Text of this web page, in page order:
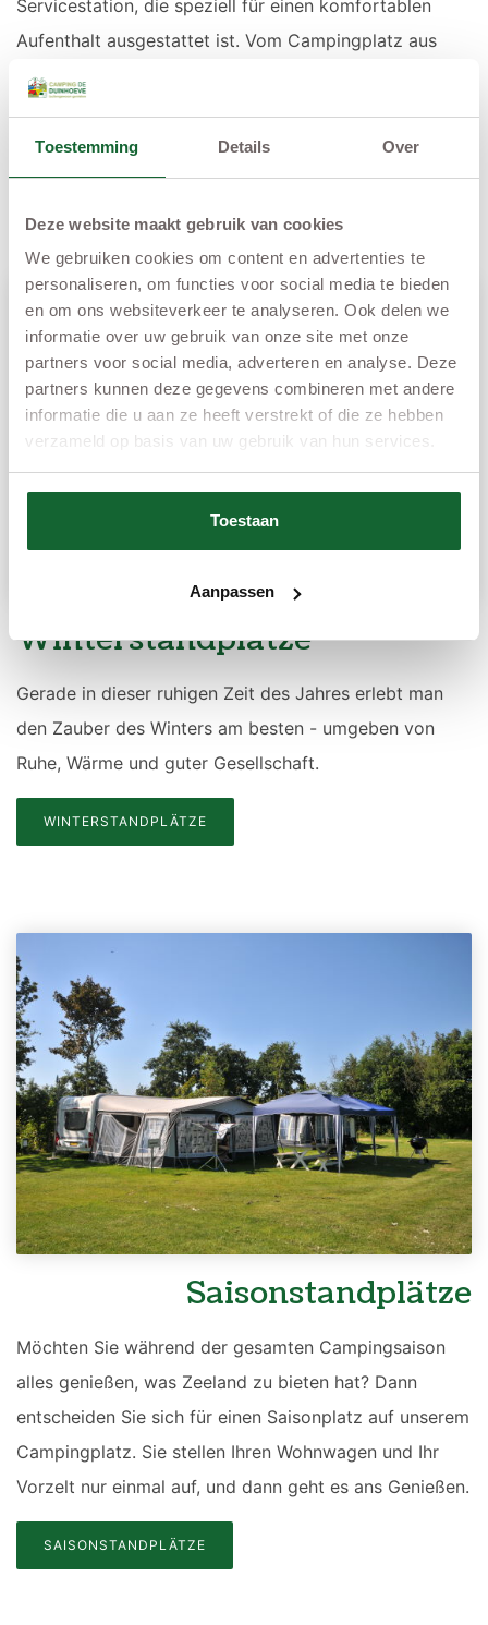
Toestemming Details Over
Deze website maakt gebruik van cookies
We gebruiken cookies om content en advertenties te
personaliseren, om functies voor social media te bieden
en om ons websiteverkeer te analyseren. Ook delen we
informatie over uw gebruik van onze site met onze
partners voor social media, adverteren en analyse. Deze
partners kunnen deze gegevens combineren met andere
informatie die u aan ze heeft verstrekt of die ze hebben
verzameld op basis van uw gebruik van hun services.
Toestaan
Aanpassen
Servicestation, die speziell für einen komfortablen
Aufenthalt ausgestattet ist. Vom Campingplatz aus
erreichen Sie die schönsten Sehenswürdigkeiten
Winterstandplätze
Gerade in dieser ruhigen Zeit des Jahres erlebt man
den Zauber des Winters am besten - umgeben von
Ruhe, Wärme und guter Gesellschaft.
WINTERSTANDPLÄTZE
Saisonstandplätze
Möchten Sie während der gesamten Campingsaison
alles genießen, was Zeeland zu bieten hat? Dann
entscheiden Sie sich für einen Saisonplatz auf unserem
Campingplatz. Sie stellen Ihren Wohnwagen und Ihr
Vorzelt nur einmal auf, und dann geht es ans Genießen.
SAISONSTANDPLÄTZE